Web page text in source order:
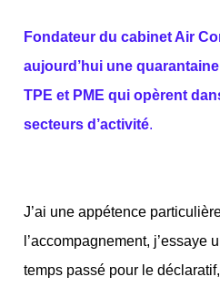
Fondateur du cabinet Air
aujourd’hui une
TPE et PME qui opèrent
secteurs d’activité.
J’ai une appétence particuliè
l’accompagnement, j’essaye
temps passé pour le